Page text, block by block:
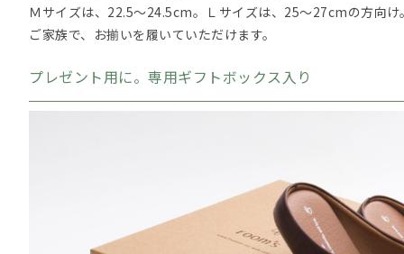
Ｍサイズは、22.5～24.5cm。Ｌサイズは、25～27cmの方向け
ご家族で、お揃いを履いていただけます。
プレゼント用に。専用ギフトボックス入り